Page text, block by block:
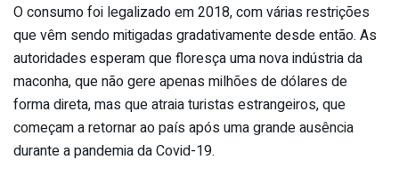
O consumo foi legalizado em 2018, com várias restrições
que vêm sendo mitigadas gradativamente desde então. As
autoridades esperam que floresça uma nova indústria da
maconha, que não gere apenas milhões de dólares de
forma direta, mas que atraia turistas estrangeiros, que
começam a retornar ao país após uma grande ausência
durante a pandemia da Covid-19.